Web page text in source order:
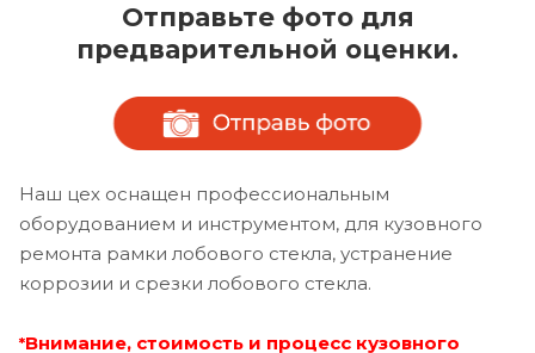
Отправьте фото для
предварительной оценки.
Наш цех оснащен профессиональным
оборудованием и инструментом, для кузовного
ремонта рамки лобового стекла, устранение
коррозии и срезки лобового стекла.
*Внимание, стоимость и процесс кузовного